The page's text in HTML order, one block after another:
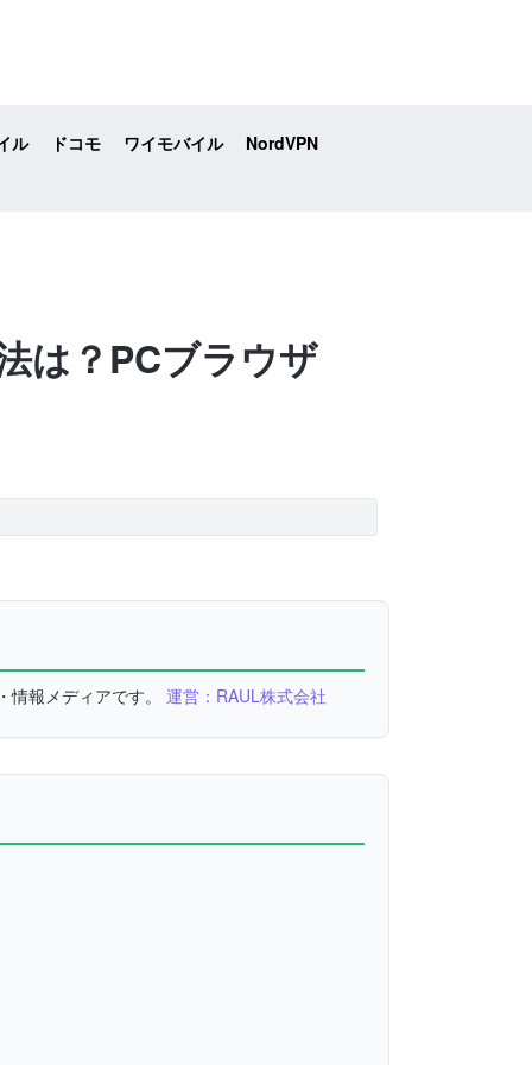
ル ドコモ ワイモバイル NordVPN
は？PCブラウザ
報メディアです。 運営：RAUL株式会社